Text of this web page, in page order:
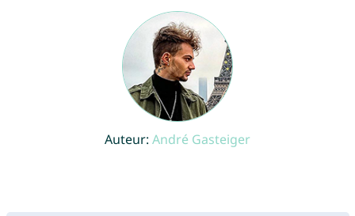
Auteur: André Gasteiger